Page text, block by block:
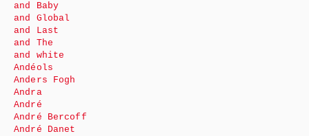
and Baby
and Global
and Last
and The
and white
Andéols
Anders Fogh
Andra
André
André Bercoff
André Danet